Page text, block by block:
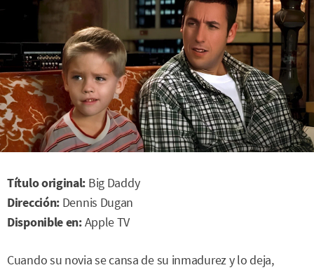
Título original: Big Daddy
Dirección: Dennis Dugan
Disponible en:Apple TV
Cuando su novia se cansa de su inmadurez y lo deja,